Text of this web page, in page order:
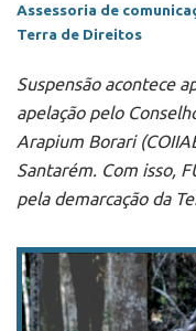
Assessoria de
Terra de Direitos
Suspensão acontece
apelação pelo
Arapium Borari
Santarém. Com isso,
pela demarcação da